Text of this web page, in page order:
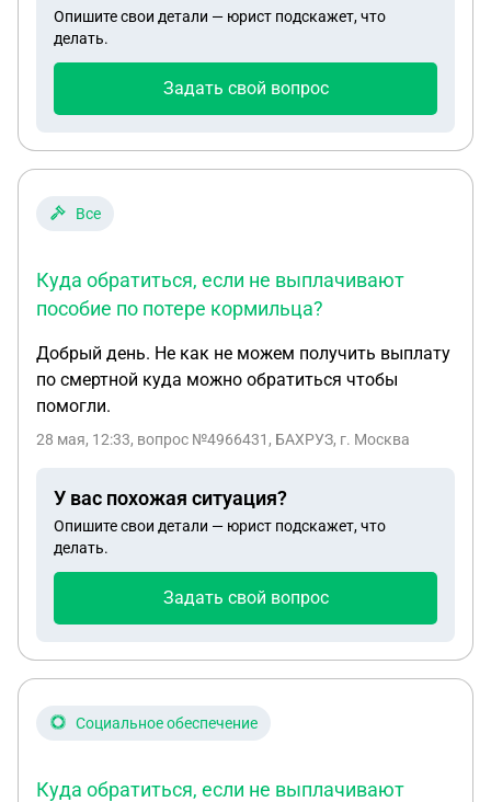
Опишите свои детали — юрист подскажет, что
делать.
Задать свой вопрос
Все
Куда обратиться, если не выплачивают
пособие по потере кормильца?
Добрый день. Не как не можем получить выплату
по смертной куда можно обратиться чтобы
помогли.
28 мая, 12:33, вопрос №4966431, БАХРУЗ, г. Москва
У вас похожая ситуация?
Опишите свои детали — юрист подскажет, что
делать.
Задать свой вопрос
Социальное обеспечение
Куда обратиться, если не выплачивают